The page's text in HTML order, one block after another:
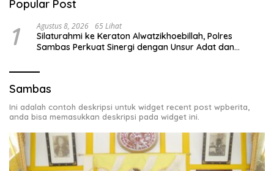
Popular Post
1 Agustus 8, 2026 65 Lihat
Silaturahmi ke Keraton Alwatzikhoebillah, Polres
Sambas Perkuat Sinergi dengan Unsur Adat dan
Sambas
Ini adalah contoh deskripsi untuk widget recent post wpberita,
anda bisa memasukkan deskripsi pada widget ini.